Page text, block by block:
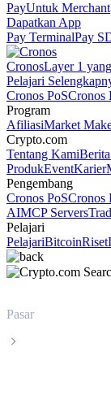
PayUntuk Merchant
Dapatkan App
Pay TerminalPay
CronosLayer 1
Pelajari
Cronos PoSCronos
Program
AfiliasiMarket
Crypto.com
Tentang KamiBerita
ProdukEventKarier
Pengembang
Cronos PoSCronos
AIMCP Servers
Pelajari
PelajariBitcoinRiset
Pasar